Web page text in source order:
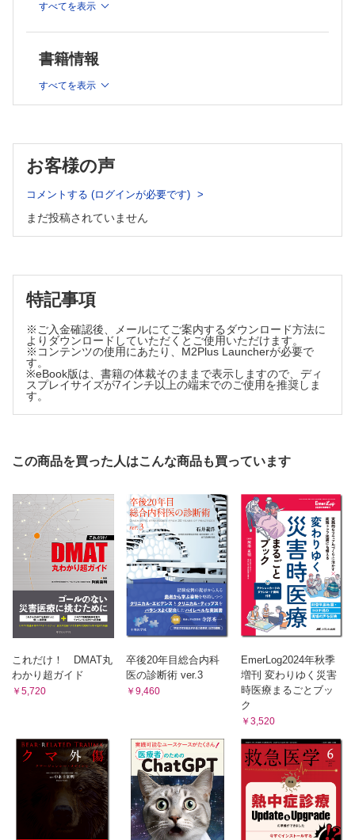
被災地のクリニックの実際
ごちゃまるクリニック 小浦 友行
空路医療搬送調整の実際
福岡県済生会福岡総合病院救命救急センター 久城 正紀
医療情報の管理・共有等の実際
DC-CAT/コミュニティヘルス研究機構/慶應義塾大学医学部
精神科的支援・ケアの実際
DPAT事務局/獨協医科大学埼玉医療センター救急医療科 五
司
日本医科大学多摩永山病院救命救急科/国際緊急援助隊救助
チーム医療班 阪本 太吾
長崎大学病院災害医療支援室 山下 和範
連載
試験内因性救急PICK UP!!!
ふく在宅クリニック 中村 龍太郎 1478
すべてを表示
書籍情報
すべてを表示
お客様の声
コメントする (ログインが必要です)
まだ投稿されていません
特記事項
※ご入金確認後、メールにてご案内するダウンロード方法に
よりダウンロードしていただくとご使用いただけます。
※コンテンツの使用にあたり、M2Plus Launcherが必要で
す。
※eBook版は、書籍の体裁そのままで表示しますので、ディ
スプレイサイズが7インチ以上の端末でのご使用を推奨しま
す。
この商品を買った人はこんな商品も買っています
これだけ！ DMAT丸
わかり超ガイド
￥5,720
卒後20年目総合内科
医の診断術 ver.3
￥9,460
EmerLog2024年秋季
増刊 変わりゆく災害
時医療まるごとブッ
ク
￥3,520